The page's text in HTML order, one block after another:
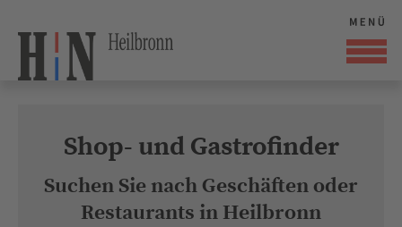
Shop- und Gastrofinder
Suchen Sie nach Geschäften oder
Restaurants in Heilbronn